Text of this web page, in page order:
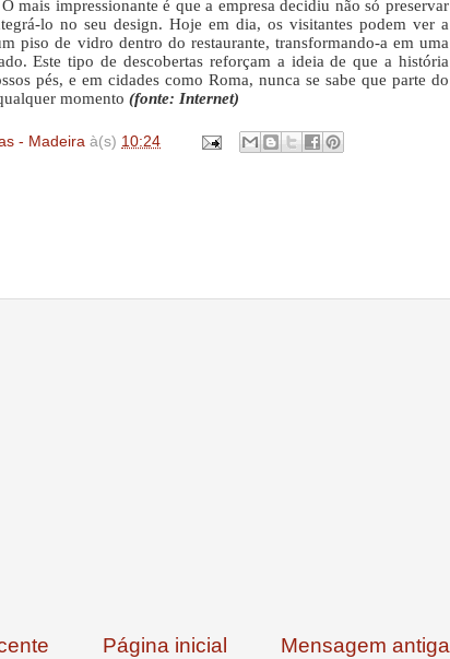
mais impressionante é que a empresa decidiu não só preservar
lo no seu design. Hoje em dia, os visitantes podem ver a
piso de vidro dentro do restaurante, transformando-a em uma
Este tipo de descobertas reforçam a ideia de que a história
pés, e em cidades como Roma, nunca se sabe que parte do
momento (fonte: Internet)
- Madeira à(s) 10:24
Mensagem antiga
Página inicial